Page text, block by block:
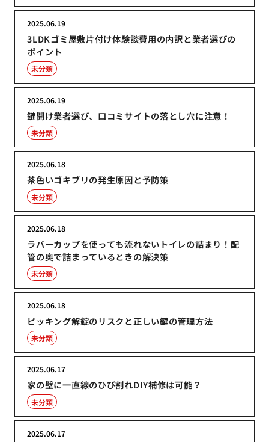
3LDKゴミ屋敷片付け体験談費用の内訳と業者選びの
ポイント
2025.06.19
未分類
鍵開け業者選び、口コミサイトの落とし穴に注意！
2025.06.19
未分類
茶色いゴキブリの発生原因と予防策
2025.06.18
未分類
ラバーカップを使っても流れないトイレの詰まり！配
管の奥で詰まっているときの解決策
2025.06.18
未分類
ピッキング解錠のリスクと正しい鍵の管理方法
2025.06.18
未分類
家の壁に一直線のひび割れDIY補修は可能？
2025.06.17
未分類
2025.06.17